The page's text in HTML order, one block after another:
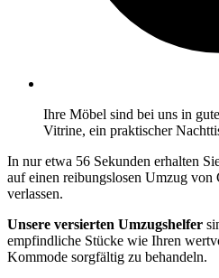
Ihre Möbel sind bei uns in
Vitrine, ein praktischer
In nur etwa 56 Sekunden erhalten
auf einen reibungslosen Umzug von
verlassen.
Unsere versierten Umzugshelfer
empfindliche Stücke wie Ihren
Kommode sorgfältig zu behandeln.